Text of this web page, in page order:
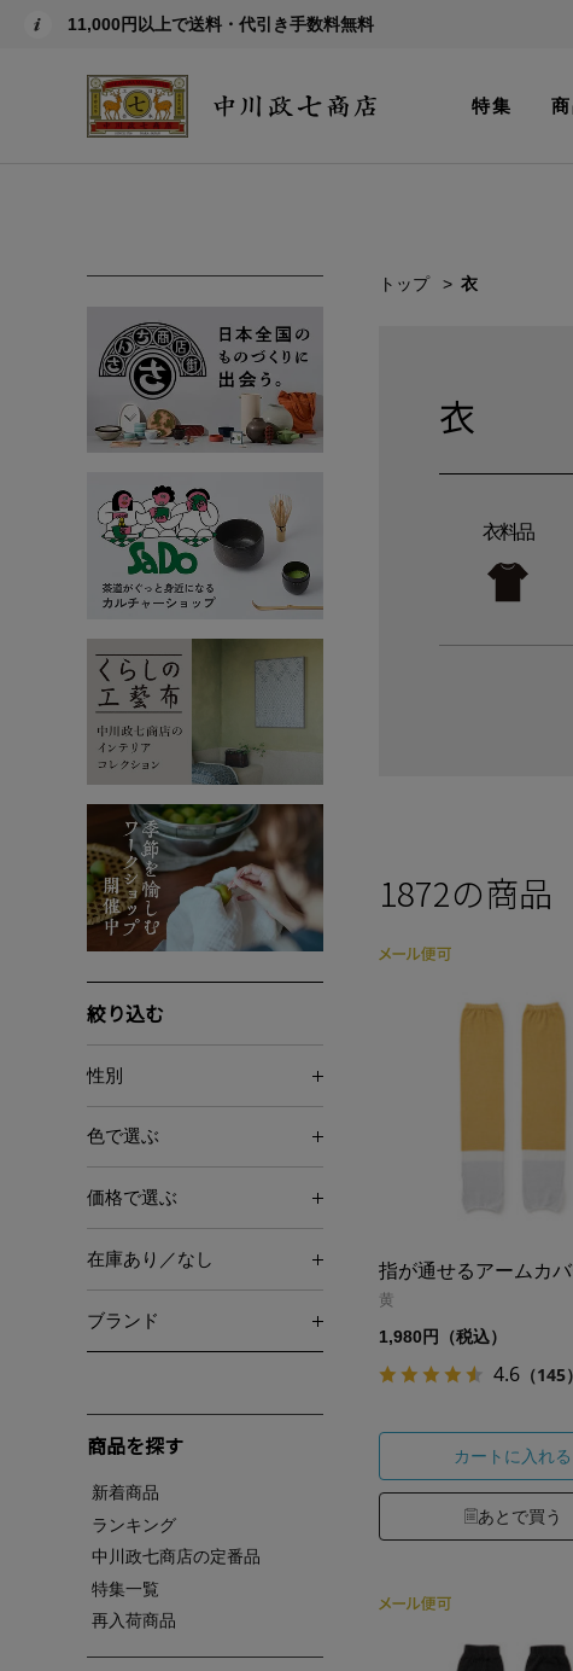
11,000円以上で送料・代引き手数料無料
特集
絞り込む
性別
色で選ぶ
価格で選ぶ
在庫あり／なし
ブランド
商品を探す
新着商品
ランキング
中川政七商店の定番品
特集一覧
再入荷商品
トップ 衣
衣
衣料品
1872の商品
指が通せるアームカ
黄
1,980円（税込）
4.6 （145）
カートに入れる
あとで買う